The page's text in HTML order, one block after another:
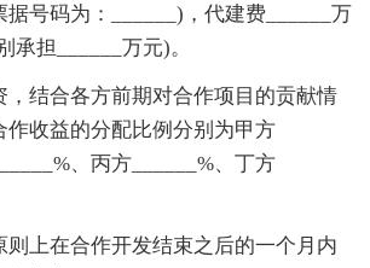
号码为：______)，代建费______万
承担______万元)。
结合各方前期对合作项目的贡献情
作收益的分配比例分别为甲方
、丙方______%、丁方
上在合作开发结束之后的一个月内